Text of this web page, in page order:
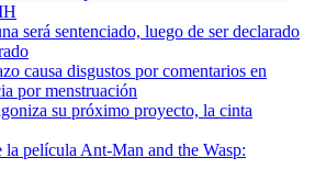
será sentenciado, luego de ser declarado
causa disgustos por comentarios en
por menstruación
su próximo proyecto, la cinta
la película Ant-Man and the Wasp: